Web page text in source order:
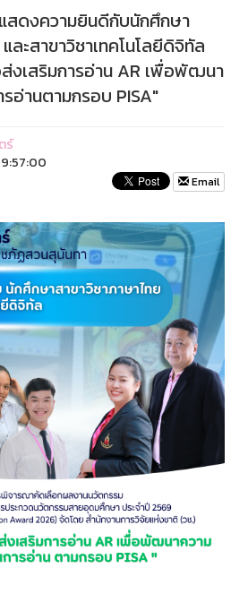
ดงความยินดีกับนักศึกษา
ละสาขาวิชาเทคโนโลยีดิจิทัล
งเสริมการอ่าน AR เพื่อพัฒนา
อ่านตามกรอบ PISA"
ร์
Email